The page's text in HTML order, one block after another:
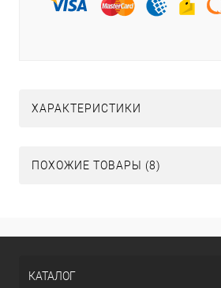
ХАРАКТЕРИСТИКИ
ПОХОЖИЕ ТОВАРЫ (8)
КАТАЛОГ